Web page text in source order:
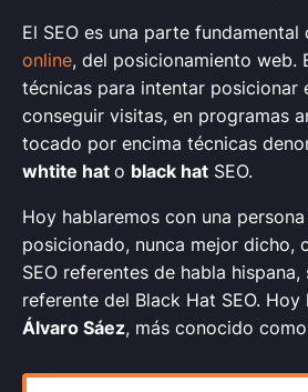
El SEO es una parte fundamental
online, del posicionamiento web.
técnicas para intentar posicionar
conseguir visitas, en programas
tocado por encima técnicas
whtite hat o black hat SEO.
Hoy hablaremos con una
posicionado, nunca mejor dicho,
SEO referentes de habla
referente del Black Hat SEO.
Álvaro Sáez, más conocido como